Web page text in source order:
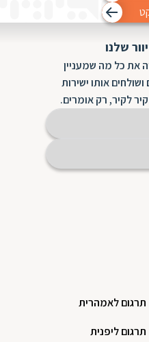
שלנו
את כל מה שמעניין
אותו ישירות
לקיר, רק אומרים.
תרגום לאמהרית
תרגום ליפנית